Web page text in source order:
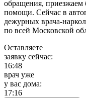
обращения, приезжаем
помощи. Сейчас в
дежурных врача-
по всей Московской
Оставляете
заявку сейчас:
16:48
врач уже
у вас дома:
17:16